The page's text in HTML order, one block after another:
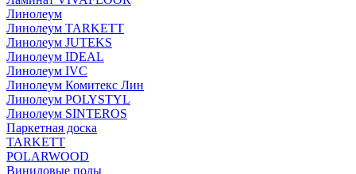
Линолеум
Линолеум TARKETT
Линолеум JUTEKS
Линолеум IDEAL
Линолеум IVC
Линолеум Комитекс Лин
Линолеум POLYSTYL
Линолеум SINTEROS
Паркетная доска
TARKETT
POLARWOOD
Виниловые полы